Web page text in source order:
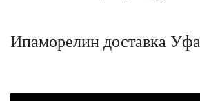
Ипаморелин доставка Уфа